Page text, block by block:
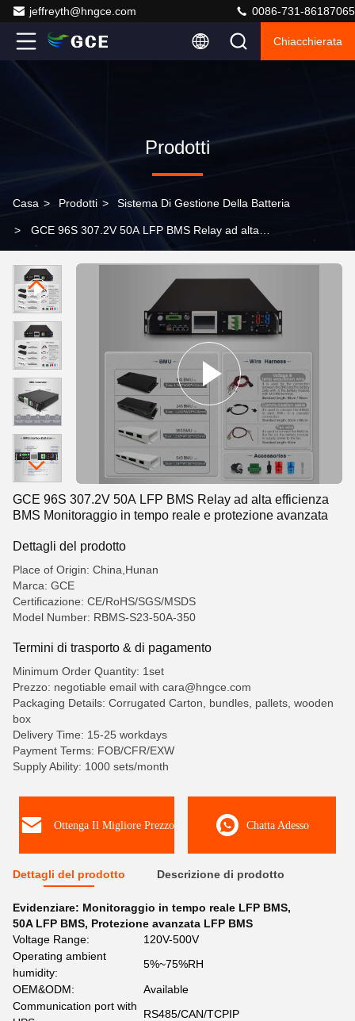
jeffreyth@hngce.com 0086-731-86187065
Chiacchierata
Prodotti
Casa > Prodotti > Sistema Di Gestione Della Batteria
> GCE 96S 307.2V 50A LFP BMS Relay ad alta
avanzata
GCE 96S 307.2V 50A LFP BMS Relay ad alta efficienza
BMS Monitoraggio in tempo reale e protezione avanzata
Dettagli del prodotto
Place of Origin: China,Hunan
Marca: GCE
Certificazione: CE/RoHS/SGS/MSDS
Model Number: RBMS-S23-50A-350
Termini di trasporto & di pagamento
Minimum Order Quantity: 1set
Prezzo: negotiable email with cara@hngce.com
Packaging Details: Corrugated Carton, bundles, pallets, wooden
box
Delivery Time: 15-25 workdays
Payment Terms: FOB/CFR/EXW
Supply Ability: 1000 sets/month
Ottenga Il Migliore Prezzo Chatta Adesso
Dettagli del prodotto Descrizione di prodotto
Evidenziare: Monitoraggio in tempo reale LFP BMS,
50A LFP BMS, Protezione avanzata LFP BMS
Voltage Range:
120V-500V
Operating ambient
humidity:
5%~75%RH
OEM&ODM:
Available
Communication port with
RS485/CAN/TCPIP